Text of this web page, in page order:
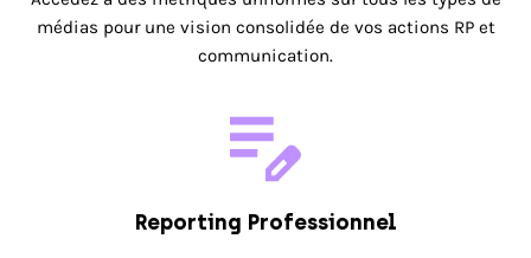
médias pour une vision consolidée de vos actions RP et
communication.
Reporting Professionnel